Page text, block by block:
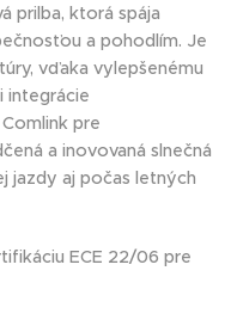
prilba, ktorá spája
a pohodlím. Je
vďaka vylepšenému
integrácie
Comlink pre
a inovovaná slnečná
jazdy aj počas letných
ECE 22/06 pre